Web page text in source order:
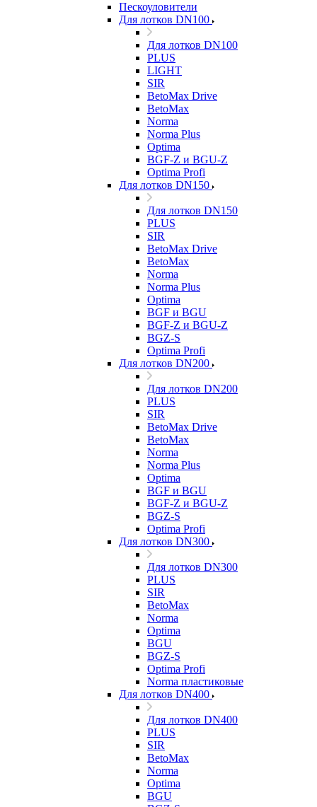
Пескоуловители
Для лотков DN100
Для лотков DN100
PLUS
LIGHT
SIR
BetoMax Drive
BetoMax
Norma
Norma Plus
Optima
BGF-Z и BGU-Z
Optima Profi
Для лотков DN150
Для лотков DN150
PLUS
SIR
BetoMax Drive
BetoMax
Norma
Norma Plus
Optima
BGF и BGU
BGF-Z и BGU-Z
BGZ-S
Optima Profi
Для лотков DN200
Для лотков DN200
PLUS
SIR
BetoMax Drive
BetoMax
Norma
Norma Plus
Optima
BGF и BGU
BGF-Z и BGU-Z
BGZ-S
Optima Profi
Для лотков DN300
Для лотков DN300
PLUS
SIR
BetoMax
Norma
Optima
BGU
BGZ-S
Optima Profi
Norma пластиковые
Для лотков DN400
Для лотков DN400
PLUS
SIR
BetoMax
Norma
Optima
BGU